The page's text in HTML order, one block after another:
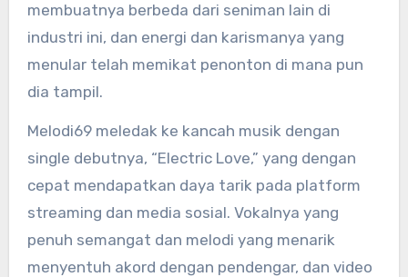
membuatnya berbeda dari seniman lain di
industri ini, dan energi dan karismanya yang
menular telah memikat penonton di mana pun
dia tampil.
Melodi69 meledak ke kancah musik dengan
single debutnya, “Electric Love,” yang dengan
cepat mendapatkan daya tarik pada platform
streaming dan media sosial. Vokalnya yang
penuh semangat dan melodi yang menarik
menyentuh akord dengan pendengar, dan video